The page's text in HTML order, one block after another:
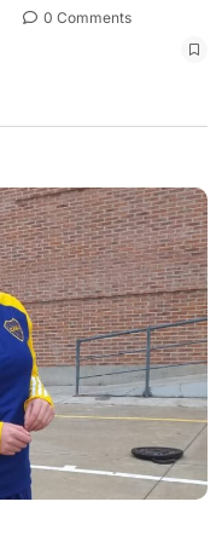
0 Comments